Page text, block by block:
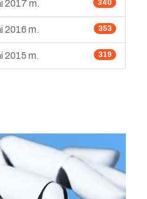
340
2017 m.
353
2016 m.
319
2015 m.